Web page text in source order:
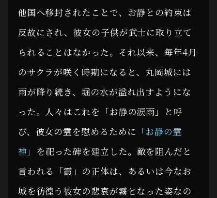
他国へ移封されたことで、お静との約束は
反故にされ、彼女の子供が武士に取り立て
られることはなかった。それ以来、毎年4月
のサクラが咲く時期になると、丸岡城には
雨が降り続き、堀の水が溢れ出すようにな
った。人々はこれを「お静の涙雨」と呼
び、彼女の霊を慰めるために 「お静の霊
神」 を祀った碑を建立した。敵を阻んだと
言われる「霞」の正体は、あるいは今なお
城を彷徨う彼女の悲哀が霧となった姿なの